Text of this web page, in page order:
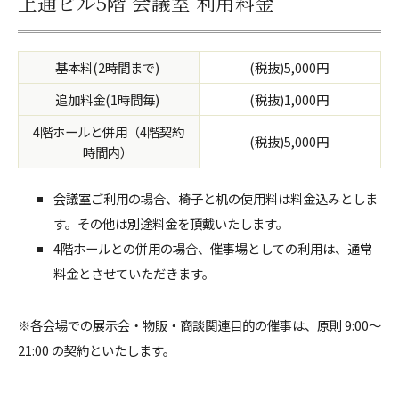
基本料(2時間まで)
(税抜)5,000円
追加料金(1時間毎)
(税抜)1,000円
4階ホールと併用（4階契約
時間内）
(税抜)5,000円
会議室ご利用の場合、椅子と机の使用料は料金込みとしま
す。その他は別途料金を頂戴いたします。
4階ホールとの併用の場合、催事場としての利用は、通常
料金とさせていただきます。
※各会場での展示会・物販・商談関連目的の催事は、原則 9:00～
21:00 の契約といたします。